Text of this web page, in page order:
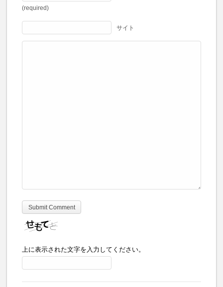
(required)
サイト
上に表示された文字を入力してください。